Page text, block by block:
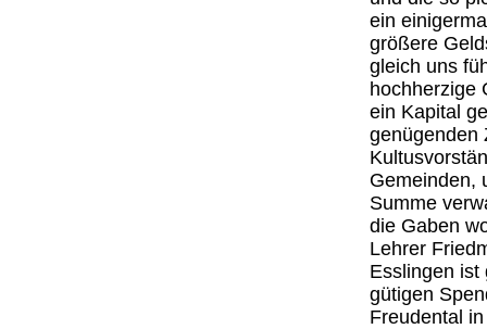
ein
größere
gleich uns
hochherzige
ein Kapital
genügenden
Gemeinden,
Summe
die Gaben
Lehrer
Esslingen ist
gütigen
Freudental